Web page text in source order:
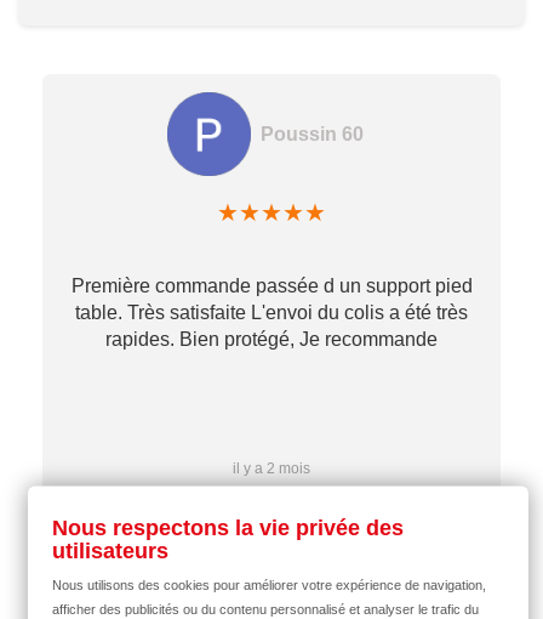
Poussin 60
★★★★★
Première commande passée d un support pied
table. Très satisfaite L'envoi du colis a été très
rapides. Bien protégé, Je recommande
il y a 2 mois
Nous respectons la vie privée des
utilisateurs
Nous utilisons des cookies pour améliorer votre expérience de navigation,
afficher des publicités ou du contenu personnalisé et analyser le trafic du